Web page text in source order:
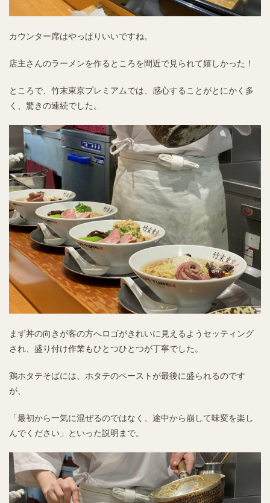
カウンター席はやっぱりいいですね。
店主さんのラーメンを作るところを間近で見られて嬉しかった！
ところで、竹末東京プレミアムでは、感心することがとにかく多
く、驚きの連続でした。
まず丼の向きが客の方へロゴがきれいに見えるようセッティング
され、盛り付け作業もひとつひとつが丁寧でした。
鶏ホタテそばには、ホタテのペーストが最後に盛られるのです
が、
「最初から一気に混ぜるのではなく、途中から崩して味変を楽し
んでください」といった説明まで。